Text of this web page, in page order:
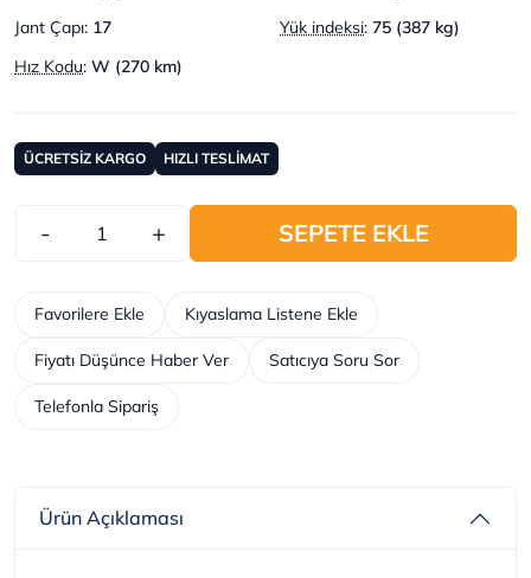
Jant Çapı: 17 Yük indeksi: 75 (387 kg)
Hız Kodu: W (270 km)
ÜCRETSİZ KARGO HIZLI TESLİMAT
- + SEPETE EKLE
Telefonla Sipariş
Kıyaslama Listene Ekle
Favorilere Ekle
Fiyatı Düşünce Haber Ver Satıcıya Soru Sor
Ürün Açıklaması